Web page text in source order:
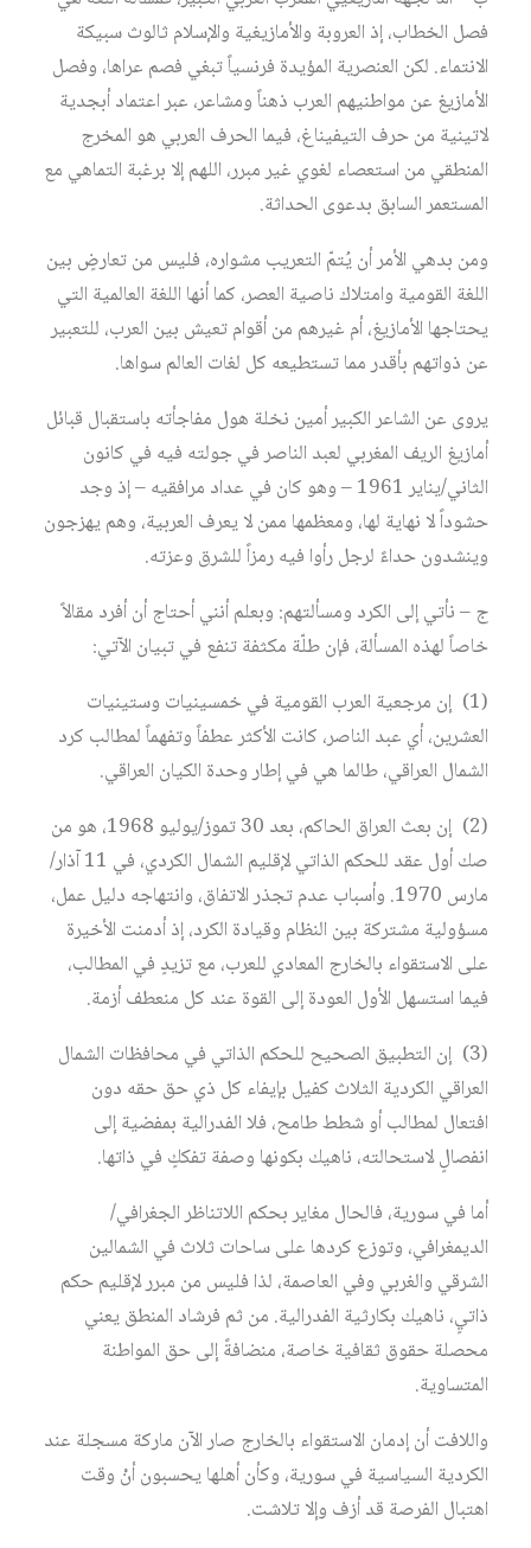
فصل الخطاب، إذ العروبة والأمازيغية والإسلام ثالوث سبيكة
الانتماء. لكن العنصرية المؤيدة فرنسياً تبغي فصم عراها، وفصل
الأمازيغ عن مواطنيهم العرب ذهناً ومشاعر، عبر اعتماد أبجدية
لاتينية من حرف التيفيناغ، فيما الحرف العربي هو المخرج
المنطقي من استعصاء لغوي غير مبرر، اللهم إلا برغبة التماهي مع
المستعمر السابق بدعوى الحداثة.
ومن بدهي الأمر أن يُتمّ التعريب مشواره، فليس من تعارضٍ بين
اللغة القومية وامتلاك ناصية العصر، كما أنها اللغة العالمية التي
يحتاجها الأمازيغ، أم غيرهم من أقوام تعيش بين العرب، للتعبير
عن ذواتهم بأقدر مما تستطيعه كل لغات العالم سواها.
يروى عن الشاعر الكبير أمين نخلة هول مفاجأته باستقبال قبائل
أمازيغ الريف المغربي لعبد الناصر في جولته فيه في كانون
الثاني/يناير 1961 – وهو كان في عداد مرافقيه – إذ وجد
حشوداً لا نهاية لها، ومعظمها ممن لا يعرف العربية، وهم يهزجون
وينشدون حداءً لرجل رأوا فيه رمزاً للشرق وعزته.
ج – نأتي إلى الكرد ومسألتهم: وبعلم أنني أحتاج أن أفرد مقالاً
خاصاً لهذه المسألة، فإن طلّة مكثفة تنفع في تبيان الآتي:
(1) إن مرجعية العرب القومية في خمسينيات وستينيات
العشرين، أي عبد الناصر، كانت الأكثر عطفاً وتفهماً لمطالب كرد
الشمال العراقي، طالما هي في إطار وحدة الكيان العراقي.
(2) إن بعث العراق الحاكم، بعد 30 تموز/يوليو 1968، هو من
صك أول عقد للحكم الذاتي لإقليم الشمال الكردي، في 11 آذار/
مارس 1970. وأسباب عدم تجذر الاتفاق، وانتهاجه دليل عمل،
مسؤولية مشتركة بين النظام وقيادة الكرد، إذ أدمنت الأخيرة
على الاستقواء بالخارج المعادي للعرب، مع تزيدٍ في المطالب،
فيما استسهل الأول العودة إلى القوة عند كل منعطف أزمة.
(3) إن التطبيق الصحيح للحكم الذاتي في محافظات الشمال
العراقي الكردية الثلاث كفيل بإيفاء كل ذي حق حقه دون
افتعال لمطالب أو شطط طامح، فلا الفدرالية بمفضية إلى
انفصالٍ لاستحالته، ناهيك بكونها وصفة تفككٍ في ذاتها.
أما في سورية، فالحال مغاير بحكم اللاتناظر الجغرافي/
الديمغرافي، وتوزع كردها على ساحات ثلاث في الشمالين
الشرقي والغربي وفي العاصمة، لذا فليس من مبرر لإقليم حكم
ذاتيٍ، ناهيك بكارثية الفدرالية. من ثم فرشاد المنطق يعني
محصلة حقوق ثقافية خاصة، منضافةً إلى حق المواطنة
المتساوية.
واللافت أن إدمان الاستقواء بالخارج صار الآن ماركة مسجلة عند
الكردية السياسية في سورية، وكأن أهلها يحسبون أنْ وقت
اهتبال الفرصة قد أزف وإلا تلاشت.